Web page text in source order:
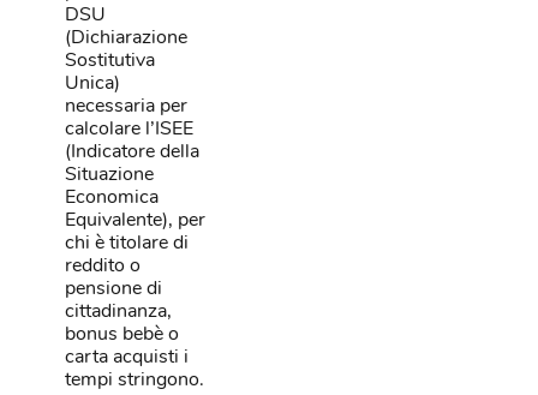
DSU
(Dichiarazione
Sostitutiva
Unica)
necessaria per
calcolare l’ISEE
(Indicatore della
Situazione
Economica
Equivalente), per
chi è titolare di
reddito o
pensione di
cittadinanza,
bonus bebè o
carta acquisti i
tempi stringono.